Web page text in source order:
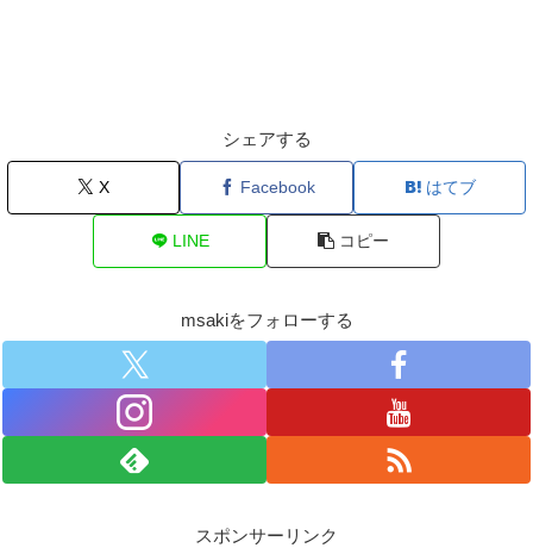
シェアする
X Facebook はてブ
LINE コピー
msakiをフォローする
スポンサーリンク